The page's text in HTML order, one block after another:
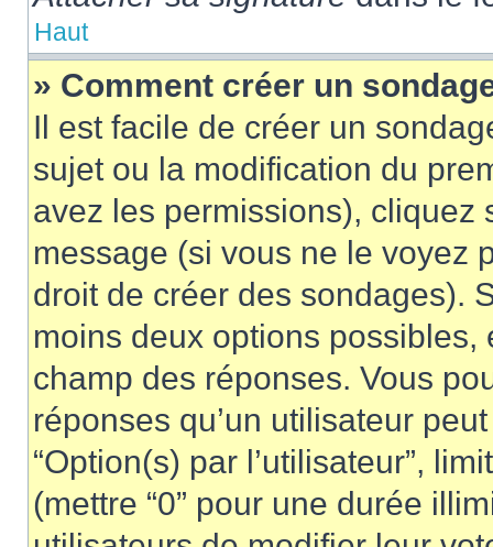
Haut
» Comment créer un
Il est facile de créer un
sujet ou la modification du
avez les permissions), cliquez
message (si vous ne le voyez
droit de créer des sondages).
moins deux options
champ des réponses. Vous
réponses qu’un utilisateur
“Option(s) par l’utilisateur”,
(mettre “0” pour une durée